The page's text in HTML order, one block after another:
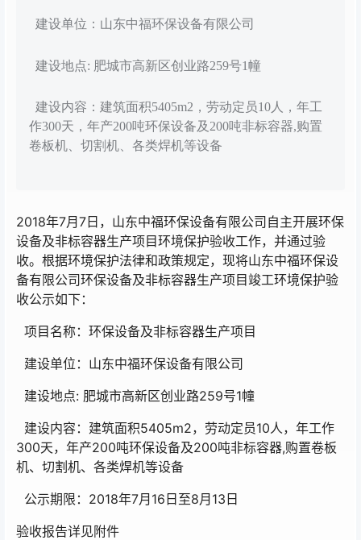
建设单位：山东中福环保设备有限公司
建设地点: 肥城市高新区创业路259号1幢
建设内容：建筑面积5405m2，劳动定员10人，年工
作300天，年产200吨环保设备及200吨非标容器,购置
卷板机、切割机、各类焊机等设备
2018年7月7日，山东中福环保设备有限公司自主开展环保
设备及非标容器生产项目环境保护验收工作，并通过验
收。根据环境保护法律和政策规定，现将山东中福环保设
备有限公司环保设备及非标容器生产项目竣工环境保护验
收公示如下：
项目名称：环保设备及非标容器生产项目
建设单位：山东中福环保设备有限公司
建设地点: 肥城市高新区创业路259号1幢
建设内容：建筑面积5405m2，劳动定员10人，年工作
300天，年产200吨环保设备及200吨非标容器,购置卷板
机、切割机、各类焊机等设备
公示期限：2018年7月16日至8月13日
验收报告详见附件